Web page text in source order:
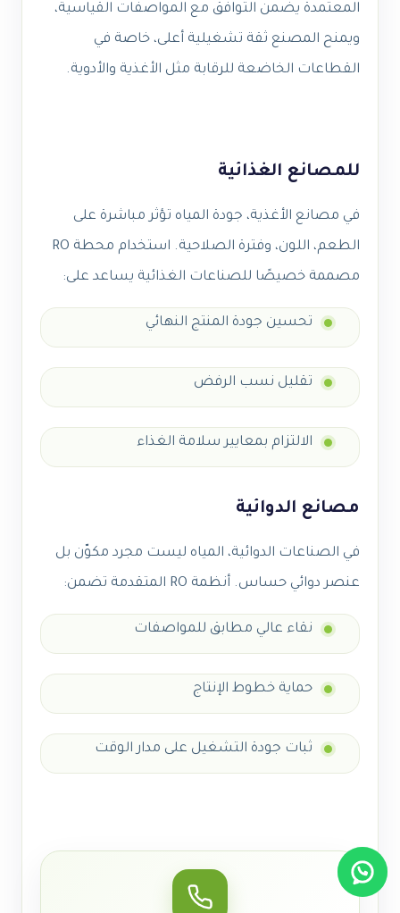
المعتمدة يضمن التوافق مع المواصفات القياسية،
ويمنح المصنع ثقة تشغيلية أعلى، خاصة في
القطاعات الخاضعة للرقابة مثل الأغذية والأدوية.
للمصانع الغذائية
في مصانع الأغذية، جودة المياه تؤثر مباشرة على
الطعم، اللون، وفترة الصلاحية. استخدام محطة RO
مصممة خصيصًا للصناعات الغذائية يساعد على:
تحسين جودة المنتج النهائي
تقليل نسب الرفض
الالتزام بمعايير سلامة الغذاء
مصانع الدوائية
في الصناعات الدوائية، المياه ليست مجرد مكوّن بل
عنصر دوائي حساس. أنظمة RO المتقدمة تضمن:
نقاء عالي مطابق للمواصفات
حماية خطوط الإنتاج
ثبات جودة التشغيل على مدار الوقت